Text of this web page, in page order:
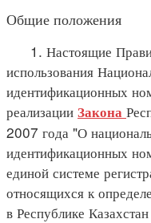
Общие положения
1. Настоящие
использования
идентификационных
реализации Закона
2007 года "О
идентификационных
единой системе
относящихся к
в Республике